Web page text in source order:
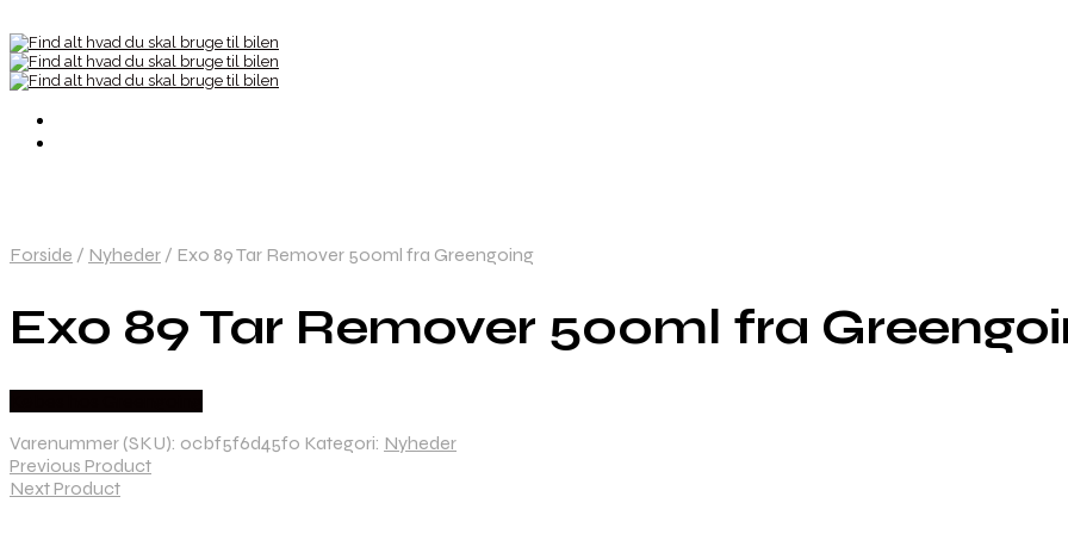
Forside / Nyheder / Exo 89 Tar Remover 500ml fra Greengoing
Exo 89 Tar Remover 500ml fra
Varenummer (SKU): 0cbf5f6d45f0 Kategori: Nyheder
Previous Product
Next Product